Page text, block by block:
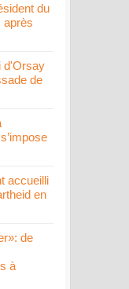
du
après
d'Orsay
de
accueilli
en
de
à